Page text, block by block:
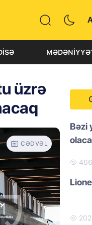
üzrə
CƏDVƏL
Bəzi